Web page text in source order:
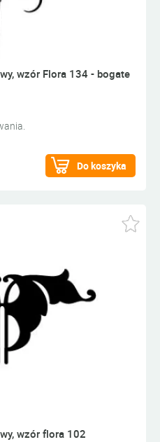
wzór Flora 134 - bogate
Do koszyka
wzór flora 102